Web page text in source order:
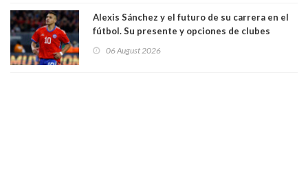
Alexis Sánchez y el futuro de su carrera en el
fútbol. Su presente y opciones de clubes
06 August 2026